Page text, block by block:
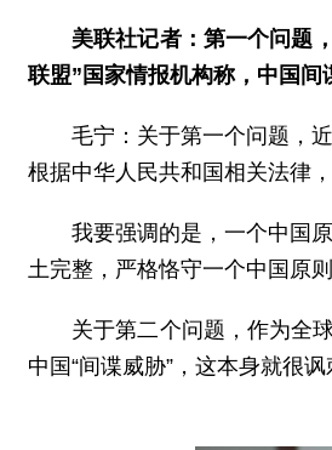
美联社记者：第一个问题
联盟”国家情报机构称，中国
毛宁：关于第一个问题，
根据中华人民共和国相关法律
我要强调的是，一个中国
土完整，严格恪守一个中国原
关于第二个问题，作为全
中国“间谍威胁”，这本身就很讽